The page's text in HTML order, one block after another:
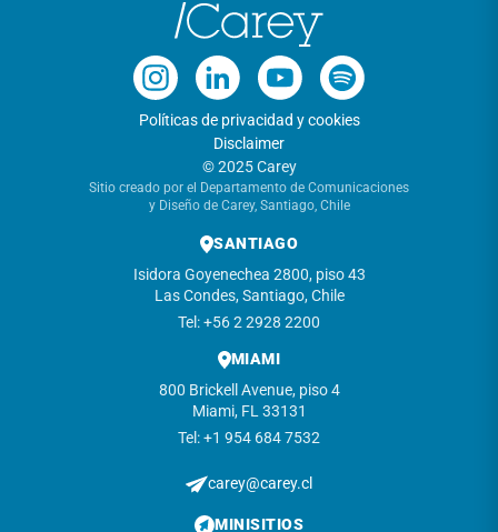
Políticas de privacidad y cookies
Disclaimer
© 2025 Carey
Sitio creado por el Departamento de Comunicaciones
y Diseño de Carey, Santiago, Chile
SANTIAGO
Isidora Goyenechea 2800, piso 43
Las Condes, Santiago, Chile
Tel: +56 2 2928 2200
MIAMI
800 Brickell Avenue, piso 4
Miami, FL 33131
Tel: +1 954 684 7532
carey@carey.cl
MINISITIOS